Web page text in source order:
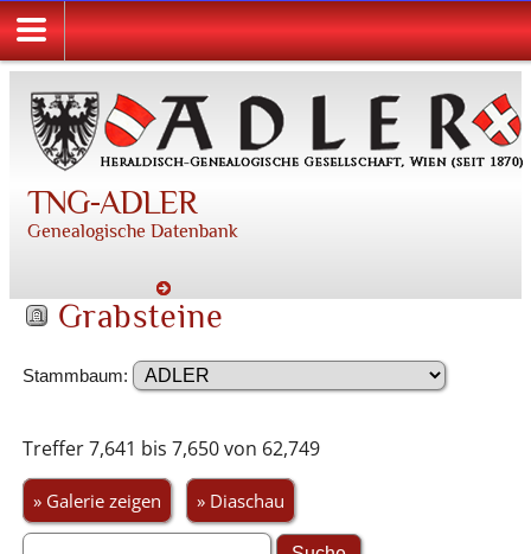
TNG-ADLER
Genealogische Datenbank
Grabsteine
Stammbaum:
Treffer 7,641 bis 7,650 von 62,749
» Galerie zeigen » Diaschau